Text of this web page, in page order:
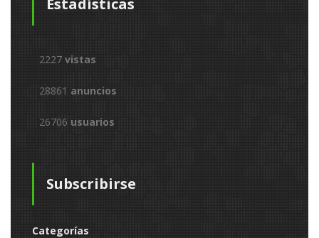
Estadísticas
2227 vistas
28861 anuncios
26706 usuarios
Subscribirse
Categorías